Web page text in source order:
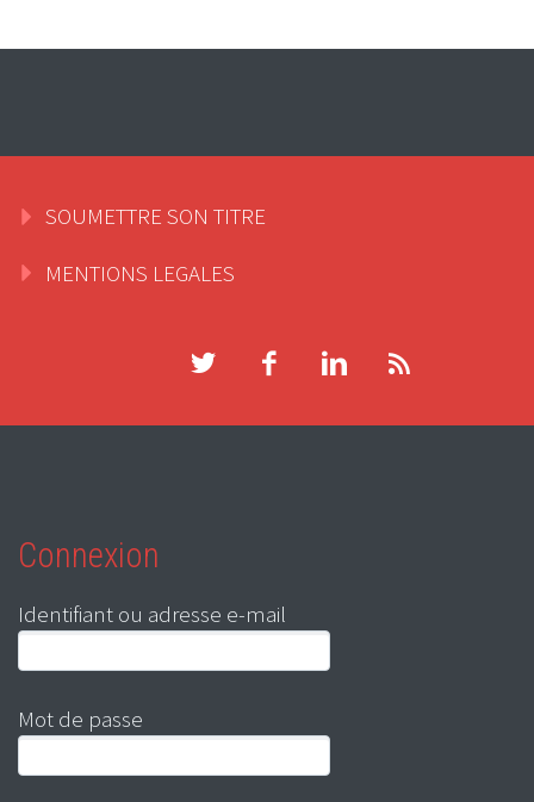
SOUMETTRE SON TITRE
MENTIONS LEGALES
Connexion
Identifiant ou adresse e-mail
Mot de passe